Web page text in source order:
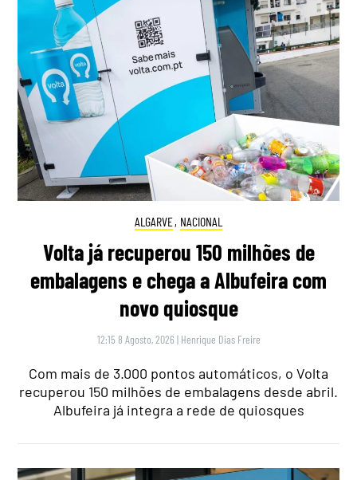
ALGARVE, NACIONAL
Volta já recuperou 150 milhões de
embalagens e chega a Albufeira com
novo quiosque
12:15 8 Agosto, 2026 | Henrique Dias Freire
Com mais de 3.000 pontos automáticos, o Volta
recuperou 150 milhões de embalagens desde abril.
Albufeira já integra a rede de quiosques